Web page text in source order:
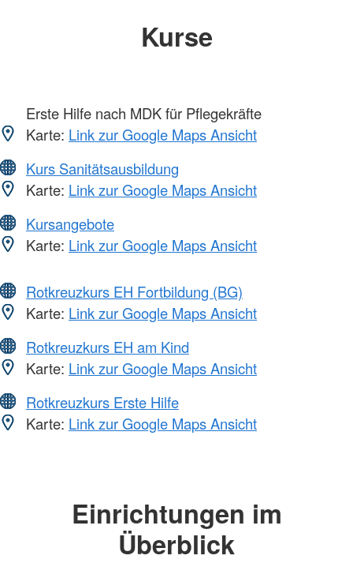
Kurse
Erste Hilfe nach MDK für Pflegekräfte
Karte: Link zur Google Maps Ansicht
Kurs Sanitätsausbildung
Karte: Link zur Google Maps Ansicht
Kursangebote
Karte: Link zur Google Maps Ansicht
Rotkreuzkurs EH Fortbildung (BG)
Karte: Link zur Google Maps Ansicht
Rotkreuzkurs EH am Kind
Karte: Link zur Google Maps Ansicht
Rotkreuzkurs Erste Hilfe
Karte: Link zur Google Maps Ansicht
Einrichtungen im
Überblick